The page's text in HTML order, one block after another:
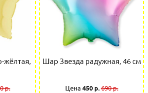
жёлтая,
р.
Шар Звезда радужная, 46 см
Цена 450 р.690 р.